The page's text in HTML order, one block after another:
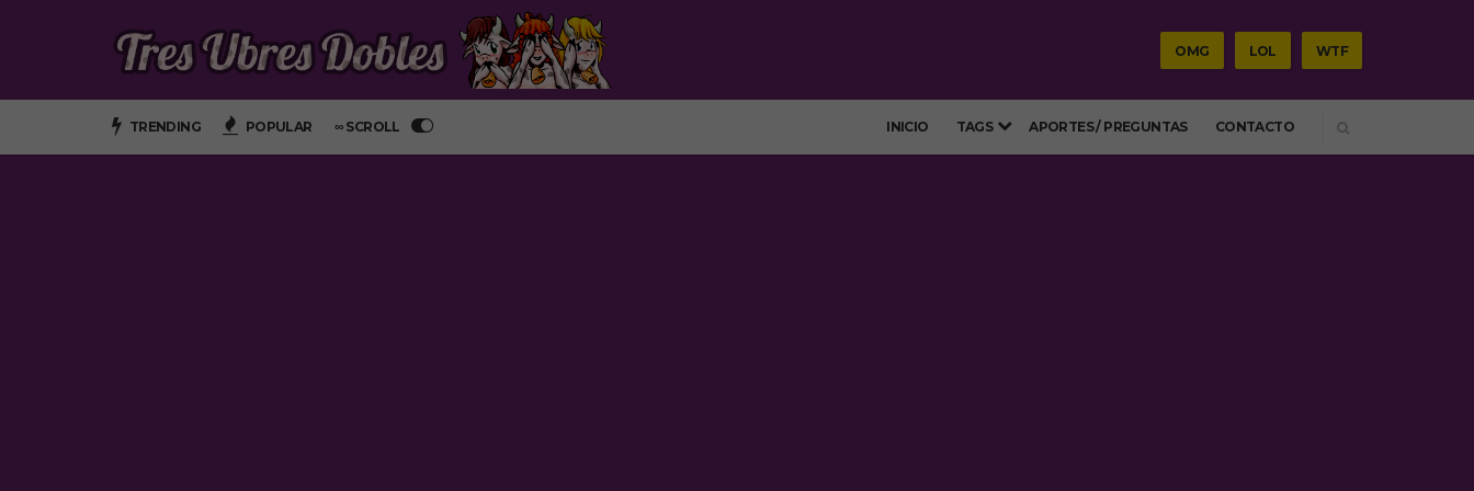
OMG LOL WTF
TRENDING POPULAR ∞ SCROLL
INICIO
TAGS APORTES / PREGUNTAS CONTACTO